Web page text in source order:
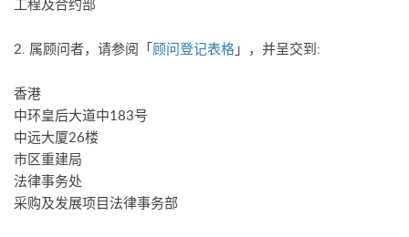
工程及合约部
2. 属顾问者，请参阅「顾问登记表格 」，并呈交到:
香港
中环皇后大道中183号
中远大厦26楼
市区重建局
法律事务处
采购及发展项目法律事务部